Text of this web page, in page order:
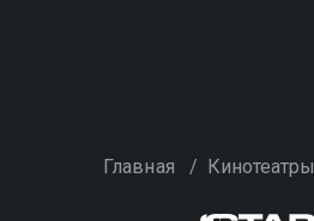
Главная / Кинотеатры